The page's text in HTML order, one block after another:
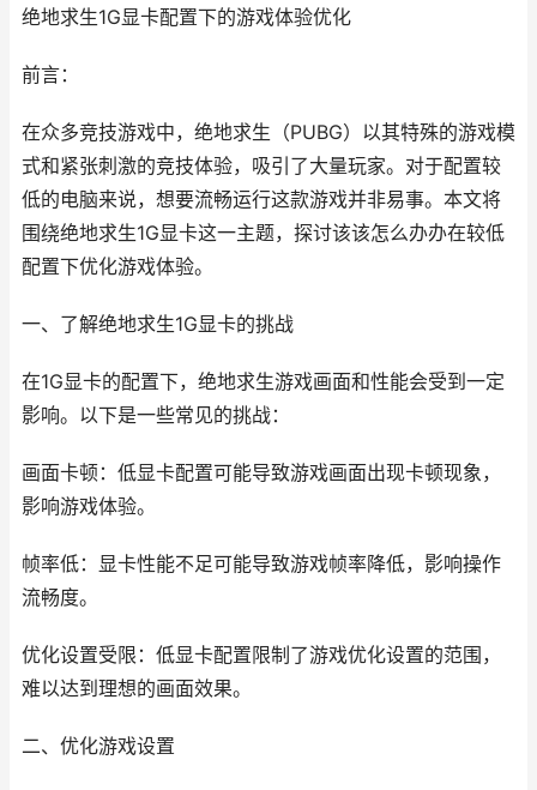
绝地求生1G显卡配置下的游戏体验优化
前言：
在众多竞技游戏中，绝地求生（PUBG）以其特殊的游戏模
式和紧张刺激的竞技体验，吸引了大量玩家。对于配置较
低的电脑来说，想要流畅运行这款游戏并非易事。本文将
围绕绝地求生1G显卡这一主题，探讨该该怎么办办在较低
配置下优化游戏体验。
一、了解绝地求生1G显卡的挑战
在1G显卡的配置下，绝地求生游戏画面和性能会受到一定
影响。以下是一些常见的挑战：
画面卡顿：低显卡配置可能导致游戏画面出现卡顿现象，
影响游戏体验。
帧率低：显卡性能不足可能导致游戏帧率降低，影响操作
流畅度。
优化设置受限：低显卡配置限制了游戏优化设置的范围，
难以达到理想的画面效果。
二、优化游戏设置